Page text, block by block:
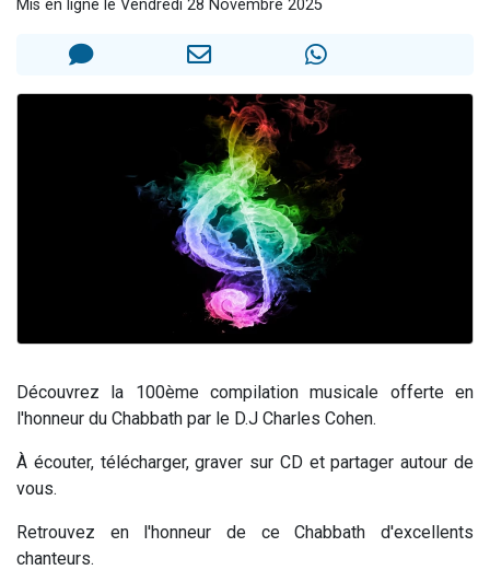
30 personnes viennent de faire un don pour Sauvez la jambe de Yohan
12 nouvelles musiques dans Torah-Box Music
Mis en ligne le Vendredi 28 Novembre 2025
Découvrez la 100ème compilation musicale offerte en
l'honneur du Chabbath par le D.J Charles Cohen.
À écouter, télécharger, graver sur CD et partager autour de
vous.
Retrouvez en l'honneur de ce Chabbath d'excellents
chanteurs.